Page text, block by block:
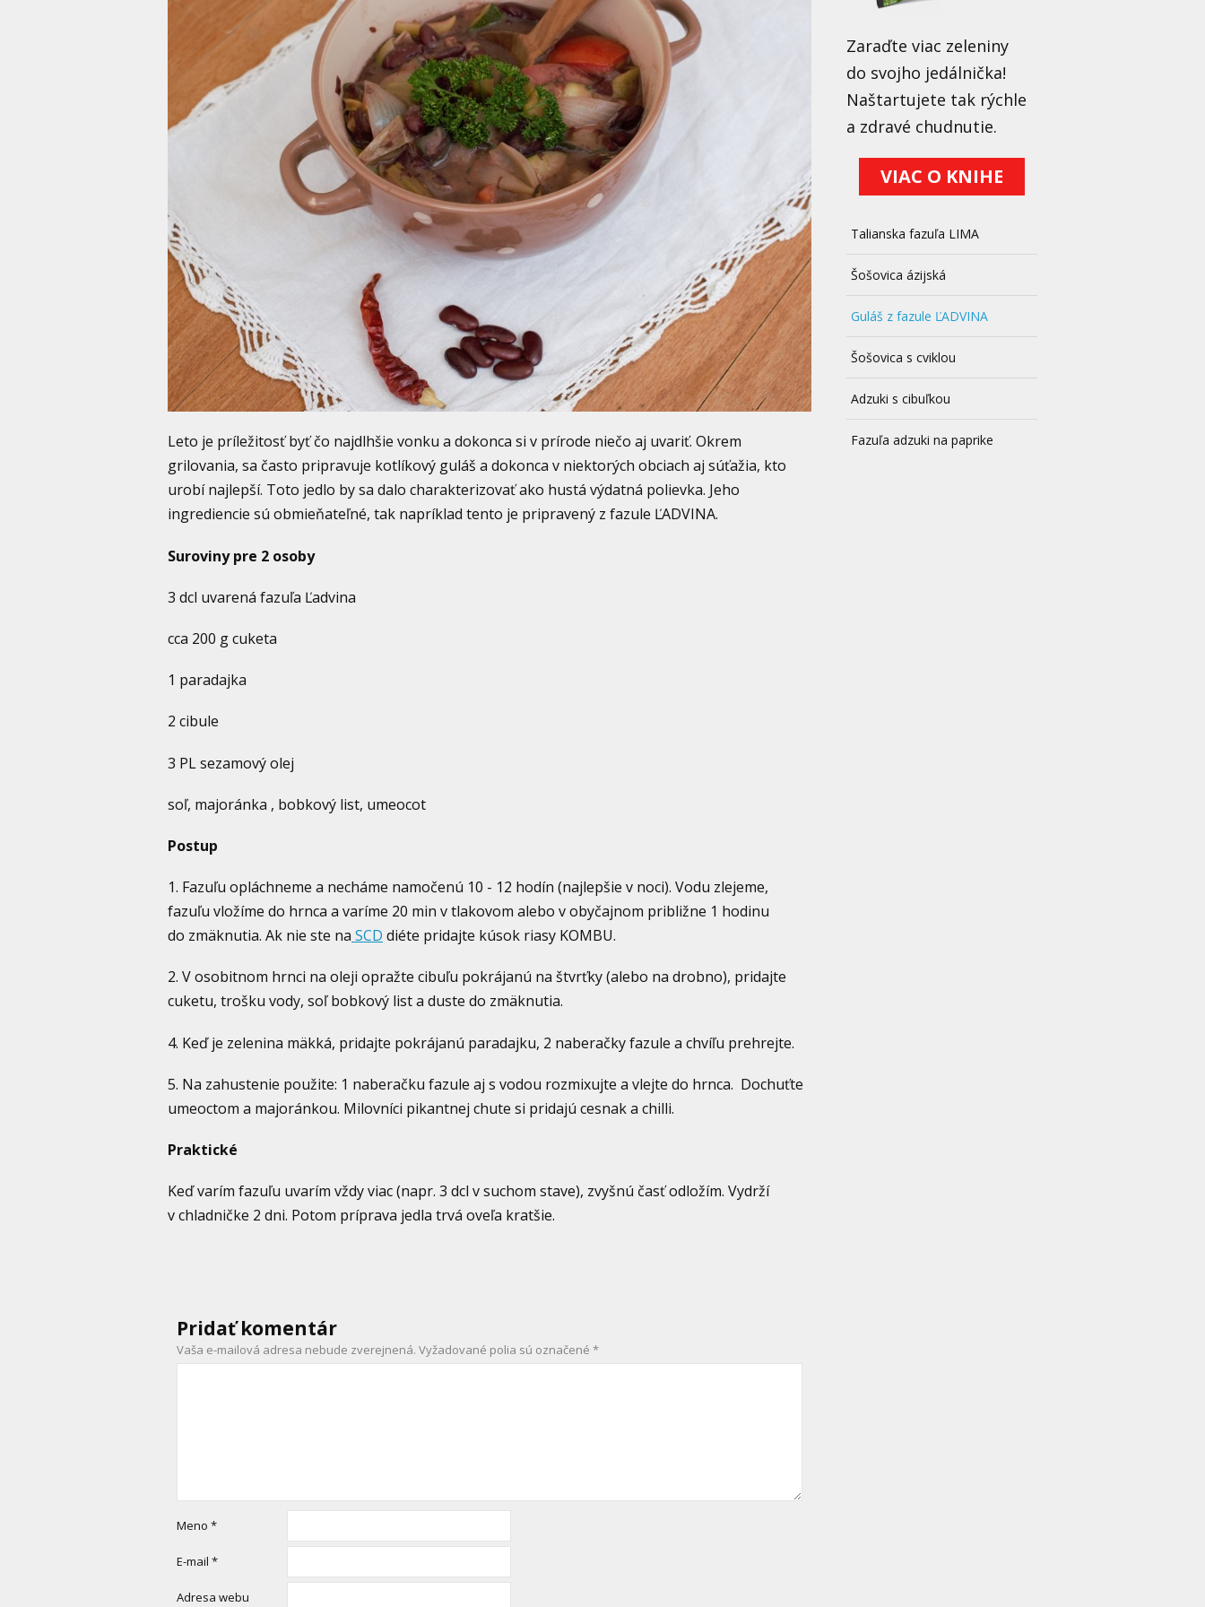
Leto je príležitosť byť čo najdlhšie vonku a dokonca si v prírode niečo aj uvariť. Okrem
grilovania, sa často pripravuje kotlíkový guláš a dokonca v niektorých obciach aj súťažia, kto
urobí najlepší. Toto jedlo by sa dalo charakterizovať ako hustá výdatná polievka. Jeho
ingrediencie sú obmieňateľné, tak napríklad tento je pripravený z fazule ĽADVINA.
Suroviny pre 2 osoby
3 dcl uvarená fazuľa Ľadvina
cca 200 g cuketa
1 paradajka
2 cibule
3 PL sezamový olej
soľ, majoránka , bobkový list, umeocot
Postup
1. Fazuľu opláchneme a necháme namočenú 10 - 12 hodín (najlepšie v noci). Vodu zlejeme,
fazuľu vložíme do hrnca a varíme 20 min v tlakovom alebo v obyčajnom približne 1 hodinu
do zmäknutia. Ak nie ste na SCD diéte pridajte kúsok riasy KOMBU.
2. V osobitnom hrnci na oleji opražte cibuľu pokrájanú na štvrťky (alebo na drobno), pridajte
cuketu, trošku vody, soľ bobkový list a duste do zmäknutia.
4. Keď je zelenina mäkká, pridajte pokrájanú paradajku, 2 naberačky fazule a chvíľu prehrejte.
5. Na zahustenie použite: 1 naberačku fazule aj s vodou rozmixujte a vlejte do hrnca. Dochuťte
umeoctom a majoránkou. Milovníci pikantnej chute si pridajú cesnak a chilli.
Praktické
Keď varím fazuľu uvarím vždy viac (napr. 3 dcl v suchom stave), zvyšnú časť odložím. Vydrží
v chladničke 2 dni. Potom príprava jedla trvá oveľa kratšie.
Pridať komentár
Vaša e-mailová adresa nebude zverejnená. Vyžadované polia sú označené *
Meno *
E-mail *
Adresa webu
Zaraďte viac zeleniny
do svojho jedálnička!
Naštartujete tak rýchle
a zdravé chudnutie.
VIAC O KNIHE
Talianska fazuľa LIMA
Šošovica ázijská
Guláš z fazule ĽADVINA
Šošovica s cviklou
Adzuki s cibuľkou
Fazuľa adzuki na paprike